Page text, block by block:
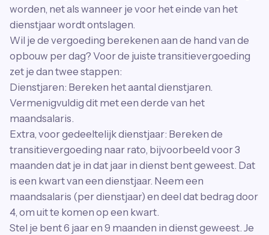
worden, net als wanneer je voor het einde van het
dienstjaar wordt ontslagen.
Wil je de vergoeding berekenen aan de hand van de
opbouw per dag? Voor de juiste transitievergoeding
zet je dan twee stappen:
Dienstjaren: Bereken het aantal dienstjaren.
Vermenigvuldig dit met een derde van het
maandsalaris.
Extra, voor gedeeltelijk dienstjaar: Bereken de
transitievergoeding naar rato, bijvoorbeeld voor 3
maanden dat je in dat jaar in dienst bent geweest. Dat
is een kwart van een dienstjaar. Neem een
maandsalaris (per dienstjaar) en deel dat bedrag door
4, om uit te komen op een kwart.
Stel je bent 6 jaar en 9 maanden in dienst geweest. Je